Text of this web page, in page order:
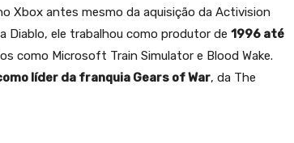
Xbox antes mesmo da aquisição da Activision
Diablo, ele trabalhou como produtor de 1996 até
como Microsoft Train Simulator e Blood Wake.
líder da franquia Gears of War, da The